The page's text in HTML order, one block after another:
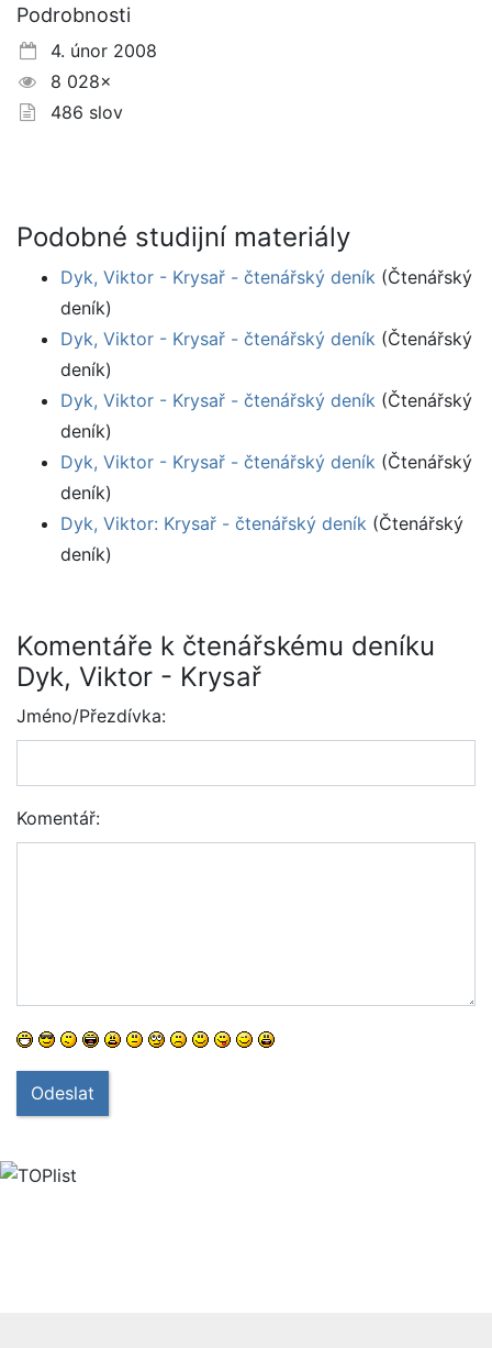
Podrobnosti
4. únor 2008
8 028×
486 slov
Podobné studijní materiály
Dyk, Viktor - Krysař - čtenářský deník (Čtenářský
deník)
Dyk, Viktor - Krysař - čtenářský deník (Čtenářský
deník)
Dyk, Viktor - Krysař - čtenářský deník (Čtenářský
deník)
Dyk, Viktor - Krysař - čtenářský deník (Čtenářský
deník)
Dyk, Viktor: Krysař - čtenářský deník (Čtenářský
deník)
Komentáře k čtenářskému deníku
Dyk, Viktor - Krysař
Jméno/Přezdívka:
Komentář:
Odeslat